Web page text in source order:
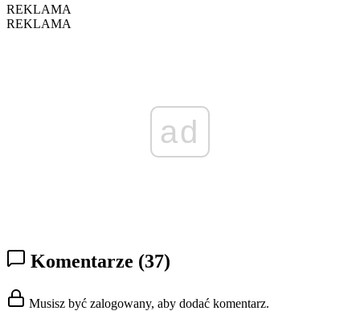
REKLAMA
REKLAMA
ad
Komentarze (37)
Musisz być zalogowany, aby dodać komentarz.